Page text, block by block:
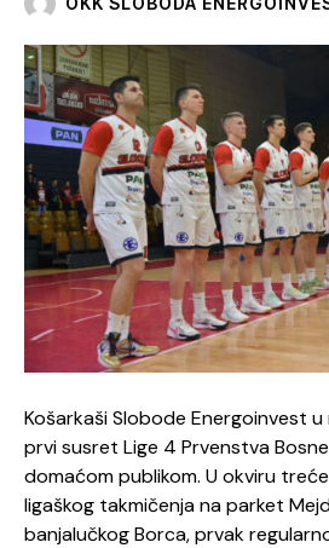
Košarkaši Slobode Energoinvest
prvi susret Lige 4 Prvenstva
domaćom publikom. U okviru
ligaškog takmičenja na parket
banjalučkog Borca, prvak